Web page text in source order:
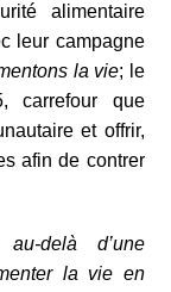
alimentaire
leur campagne
la vie; le
carrefour que
et offrir,
afin de contrer
delà d’une
la vie en